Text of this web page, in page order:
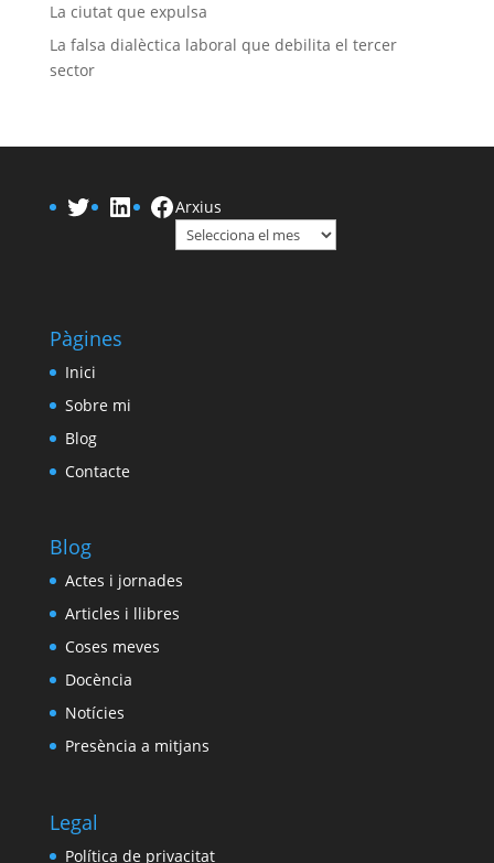
La ciutat que expulsa
La falsa dialèctica laboral que debilita el tercer
sector
Twitter LinkedIn Facebook Arxius
Pàgines
Inici
Sobre mi
Blog
Contacte
Blog
Actes i jornades
Articles i llibres
Coses meves
Docència
Notícies
Presència a mitjans
Legal
Política de privacitat